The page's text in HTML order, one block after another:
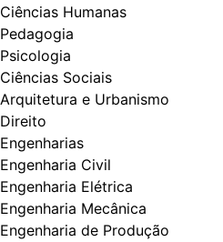
Ciências Humanas
Pedagogia
Psicologia
Ciências Sociais
Arquitetura e Urbanismo
Direito
Engenharias
Engenharia Civil
Engenharia Elétrica
Engenharia Mecânica
Engenharia de Produção